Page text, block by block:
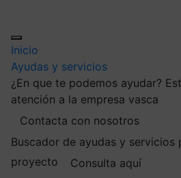
Inicio
Ayudas y servicios
¿En que te podemos ayudar?
atención a la empresa vasca
Contacta con nosotros
Buscador de ayudas y servicios
proyecto
Consulta aquí